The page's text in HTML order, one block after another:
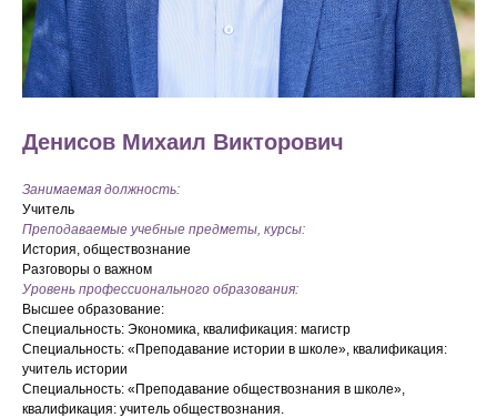
Денисов Михаил Викторович
Занимаемая должность:
Учитель
Преподаваемые учебные предметы, курсы:
История, обществознание
Разговоры о важном
Уровень профессионального образования:
Высшее образование:
Специальность: Экономика, квалификация: магистр
Специальность: «Преподавание истории в школе», квалификация:
учитель истории
Специальность: «Преподавание обществознания в школе»,
квалификация: учитель обществознания.